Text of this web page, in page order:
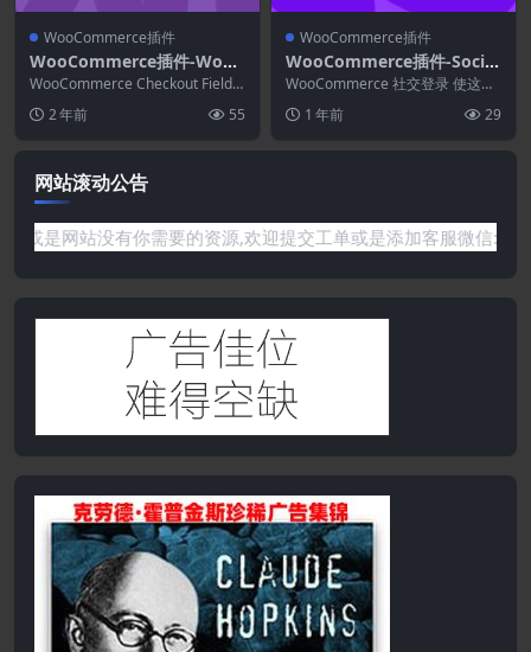
WooCommerce插件
WooCommerce插件-WooC
ommerce Checkout Field
Editor 1.7.20
WooCommerce Checkout Field E
ditor为您提供一个接...
2 年前 55
WooCommerce插件
WooCommerce插件-Social
Login for WooCommerce
2.17.1
WooCommerce 社交登录 使这个
过程尽可能简单和安全——客户可
以使用他们...
1 年前 29
网站滚动公告
没有你需要的资源,欢迎提交工单或是添加客服微信:ywb386获取